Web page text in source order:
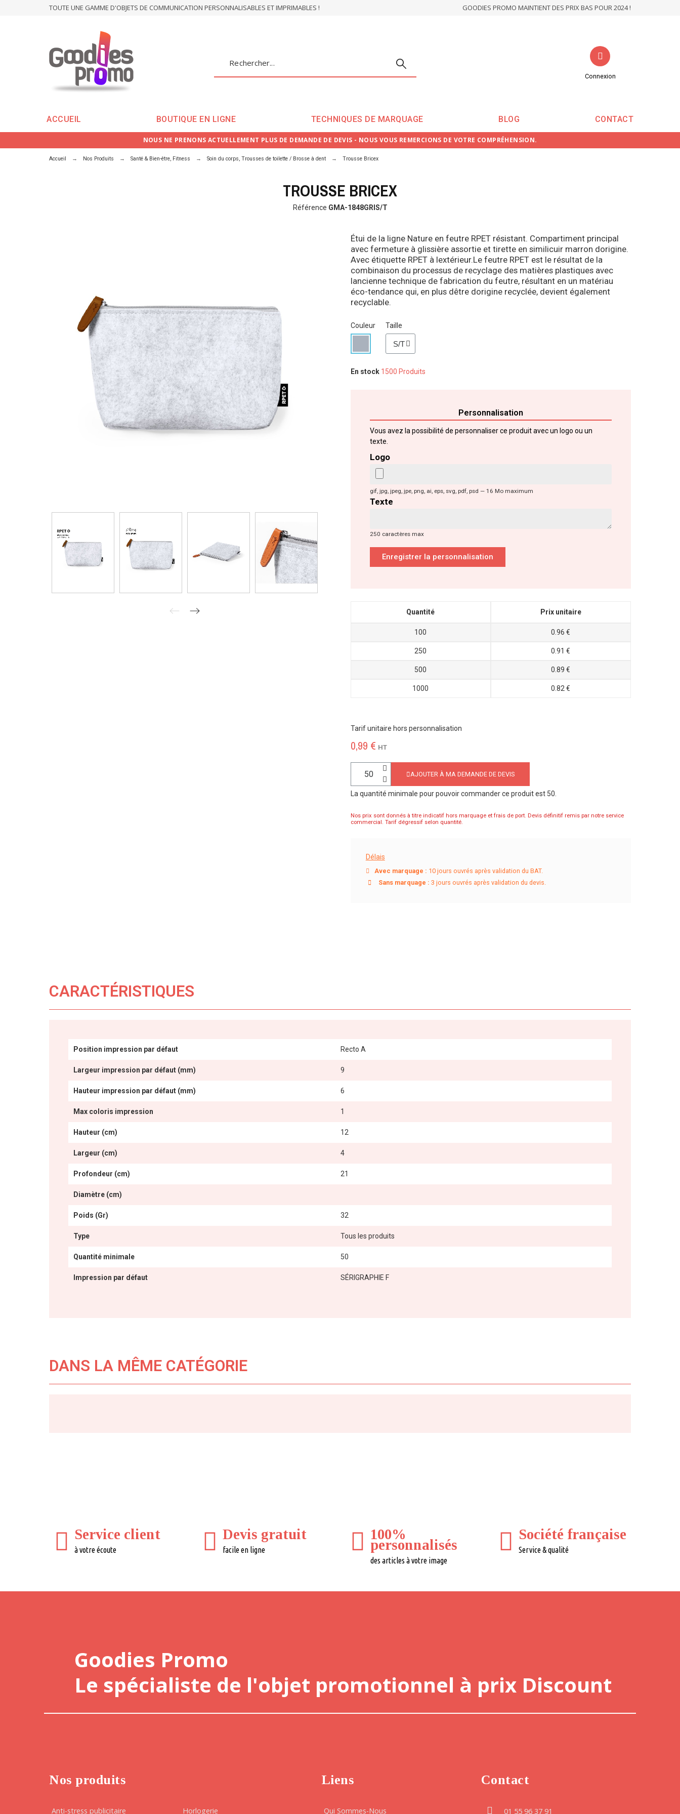
TOUTE UNE GAMME D'OBJETS DE COMMUNICATION PERSONNALISABLES ET IMPRIMABLES ! GOODIES PROMO MAINTIENT DES PRIX BAS POUR 2024 !
Connexion
ACCUEIL BOUTIQUE EN LIGNE TECHNIQUES DE MARQUAGE BLOG CONTACT
NOUS NE PRENONS ACTUELLEMENT PLUS DE DEMANDE DE DEVIS - NOUS VOUS REMERCIONS DE VOTRE COMPRÉHENSION.
Accueil Nos Produits Santé & Bien-être, Fitness Soin du corps, Trousses de toilette / Brosse à dent Trousse Bricex
TROUSSE BRICEX
Référence GMA-1848GRIS/T
Étui de la ligne Nature en feutre RPET résistant. Compartiment principal
avec fermeture à glissière assortie et tirette en similicuir marron dorigine.
Avec étiquette RPET à lextérieur.Le feutre RPET est le résultat de la
combinaison du processus de recyclage des matières plastiques avec
lancienne technique de fabrication du feutre, résultant en un matériau
éco-tendance qui, en plus dêtre dorigine recyclée, devient également
recyclable.
Couleur Taille
En stock 1500 Produits
Personnalisation
Vous avez la possibilité de personnaliser ce produit avec un logo ou un
texte.
Logo
gif, jpg, jpeg, jpe, png, ai, eps, svg, pdf, psd — 16 Mo maximum
Texte
250 caractères max
Enregistrer la personnalisation
Quantité Prix unitaire
100 0.96 €
250 0.91 €
500 0.89 €
1000 0.82 €
Tarif unitaire hors personnalisation
0,99 € HT
AJOUTER À MA DEMANDE DE DEVIS
La quantité minimale pour pouvoir commander ce produit est 50.
Nos prix sont donnés à titre indicatif hors marquage et frais de port. Devis définitif remis par notre service
commercial. Tarif dégressif selon quantité.
Délais
Avec marquage : 10 jours ouvrés après validation du BAT.
Sans marquage : 3 jours ouvrés après validation du devis.
CARACTÉRISTIQUES
Position impression par défaut Recto A
Largeur impression par défaut (mm) 9
Hauteur impression par défaut (mm) 6
Max coloris impression 1
Hauteur (cm) 12
Largeur (cm) 4
Profondeur (cm) 21
Diamètre (cm)
Poids (Gr) 32
Type Tous les produits
Quantité minimale 50
Impression par défaut SÉRIGRAPHIE F
DANS LA MÊME CATÉGORIE
Service client
à votre écoute
Devis gratuit
facile en ligne
100%
personnalisés
des articles à votre image
Société française
Service & qualité
Goodies Promo
Le spécialiste de l'objet promotionnel à prix Discount
Nos produits
Anti-stress publicitaire Horlogerie
Liens
Qui Sommes-Nous
Contact
01 55 96 37 91